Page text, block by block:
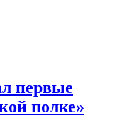
первые
полке»